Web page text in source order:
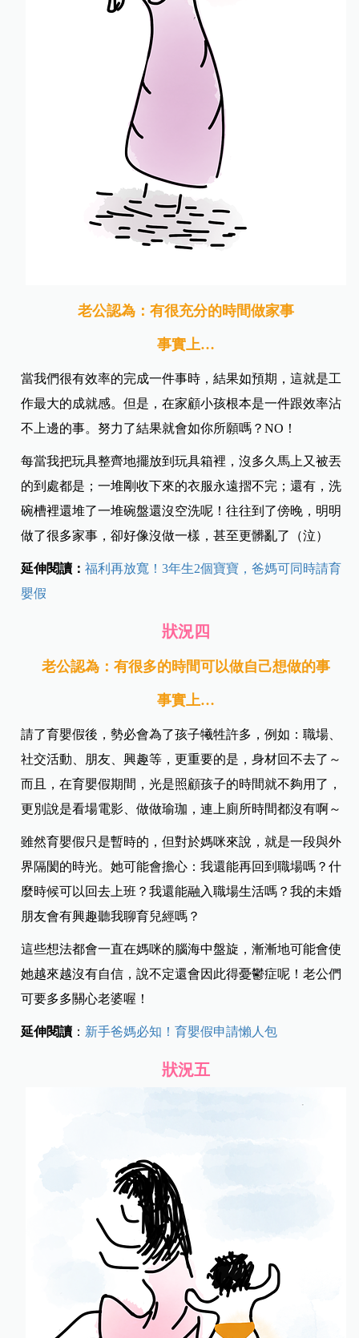
老公認為：有很充分的時間做家事
事實上…
當我們很有效率的完成一件事時，結果如預期，這就是工
作最大的成就感。但是，在家顧小孩根本是一件跟效率沾
不上邊的事。努力了結果就會如你所願嗎？NO！
每當我把玩具整齊地擺放到玩具箱裡，沒多久馬上又被丟
的到處都是；一堆剛收下來的衣服永遠摺不完；還有，洗
碗槽裡還堆了一堆碗盤還沒空洗呢！往往到了傍晚，明明
做了很多家事，卻好像沒做一樣，甚至更髒亂了（泣）
延伸閱讀：福利再放寬！3年生2個寶寶，爸媽可同時請育
嬰假
狀況四
老公認為：有很多的時間可以做自己想做的事
事實上…
請了育嬰假後，勢必會為了孩子犧牲許多，例如：職場、
社交活動、朋友、興趣等，更重要的是，身材回不去了～
而且，在育嬰假期間，光是照顧孩子的時間就不夠用了，
更別說是看場電影、做做瑜珈，連上廁所時間都沒有啊～
雖然育嬰假只是暫時的，但對於媽咪來說，就是一段與外
界隔閡的時光。她可能會擔心：我還能再回到職場嗎？什
麼時候可以回去上班？我還能融入職場生活嗎？我的未婚
朋友會有興趣聽我聊育兒經嗎？
這些想法都會一直在媽咪的腦海中盤旋，漸漸地可能會使
她越來越沒有自信，說不定還會因此得憂鬱症呢！老公們
可要多多關心老婆喔！
延伸閱讀 ： 新手爸媽必知！育嬰假申請懶人包
狀況五